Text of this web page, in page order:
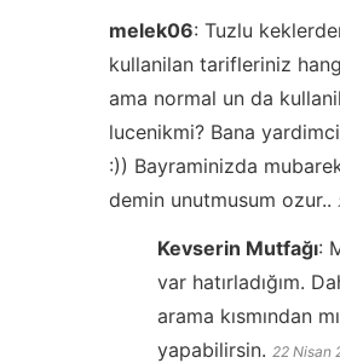
melek06: Tuzlu
kullanilan tarifleriniz
ama normal un da
lucenikmi? Bana
:)) Bayraminizda
demin unutmusum ozur..
Kevserin Mutfağı:
var hatırladığım.
arama kısmından
yapabilirsin. 22 Nisan